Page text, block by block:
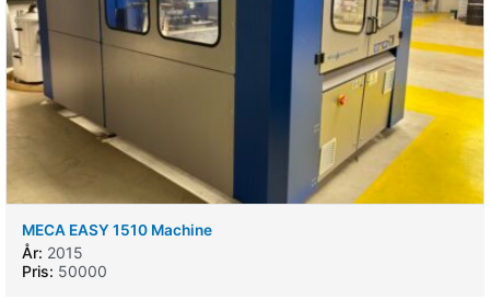
MECA EASY 1510 Machine
År: 2015
Pris: 50000